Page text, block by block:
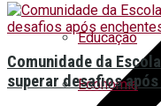
Educação
Economia
Comunidade da
superar desafios